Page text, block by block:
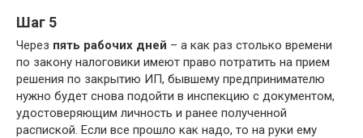
Шаг 5
Через пять рабочих дней – а как раз столько времени
по закону налоговики имеют право потратить на прием
решения по закрытию ИП, бывшему предпринимателю
нужно будет снова подойти в инспекцию с документом,
удостоверяющим личность и ранее полученной
распиской. Если все прошло как надо, то на руки ему